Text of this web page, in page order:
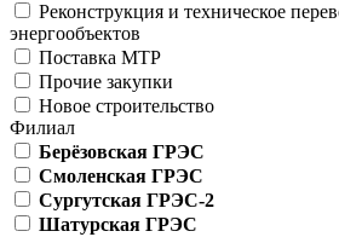
Реконструкция и техническое
энергообъектов
Поставка МТР
Прочие закупки
Новое строительство
Филиал
Берёзовская ГРЭС
Смоленская ГРЭС
Сургутская ГРЭС-2
Шатурская ГРЭС